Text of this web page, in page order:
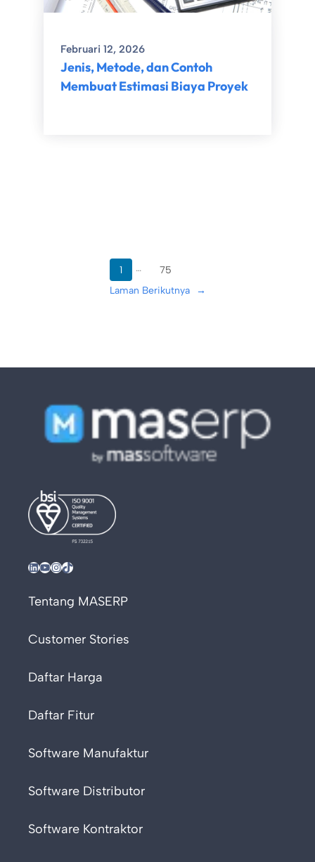
Februari 12, 2026
Jenis, Metode, dan Contoh
Membuat Estimasi Biaya Proyek
1 …
75
Laman Berikutnya
→
LinkedIn YouTube InstagramTikTok
Tentang MASERP
Customer Stories
Daftar Harga
Daftar Fitur
Software Manufaktur
Software Distributor
Software Kontraktor